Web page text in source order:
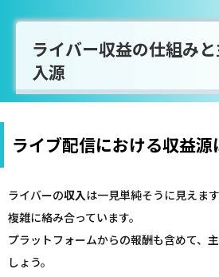
ライバー収益の仕組み
入源
ライブ配信における収益源
ライバーの収入は一見単純そうに見えま
複雑に絡み合っています。
プラットフォームからの報酬も含めて、
しょう。